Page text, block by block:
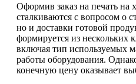
Оформив заказ на печать на
сталкиваются с вопросом о
но и доставки готовой
формируется из нескольких
включая тип используемых
работы оборудования.
конечную цену оказывает